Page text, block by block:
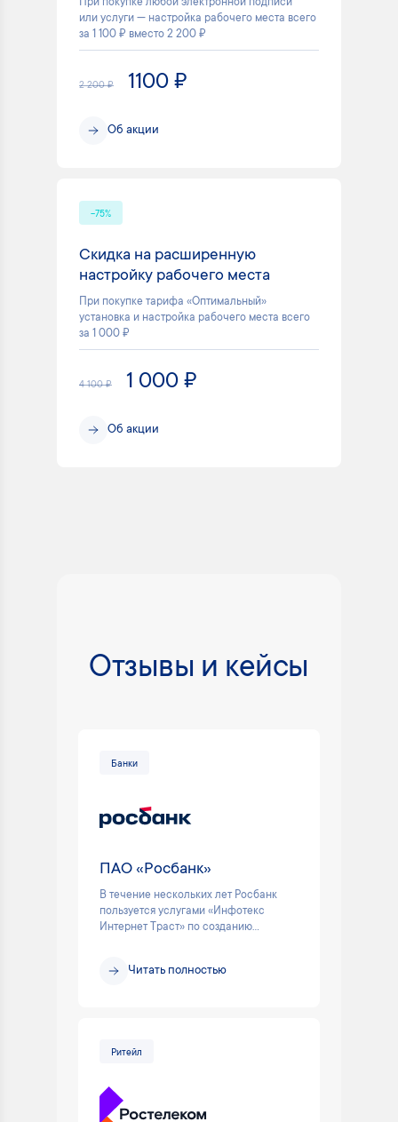
При покупке любой электронной подписи
или услуги — настройка рабочего места всего
за 1 100 ₽ вместо 2 200 ₽
2 200 ₽ 1100 ₽
Об акции
-75%
Скидка на расширенную
настройку рабочего места
При покупке тарифа «Оптимальный»
установка и настройка рабочего места всего
за 1 000 ₽
4 100 ₽ 1 000 ₽
Об акции
Отзывы и кейсы
Банки
ПАО «Росбанк»
В течение нескольких лет Росбанк
пользуется услугами «Инфотекс
Интернет Траст» по созданию...
Читать полностью
Ритейл